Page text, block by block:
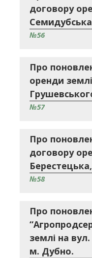
договору
№56
Про
оренди
№57
Про
договору
№58
Про
землі на
м. Дубно.